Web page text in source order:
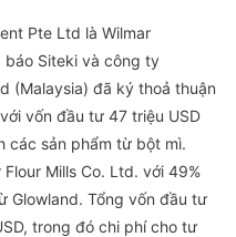
Pte Ltd là Wilmar
báo Siteki và công ty
(Malaysia) đã ký thoả thuận
vốn đầu tư 47 triệu USD
các sản phẩm từ bột mì.
Mills Co. Ltd. với 49%
Glowland. Tổng vốn đầu tư
trong đó chi phí cho tư